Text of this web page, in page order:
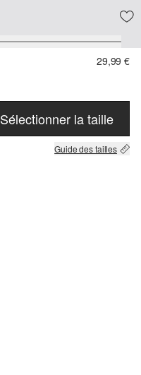
29,99 €
Sélectionner la taille
Guide des tailles